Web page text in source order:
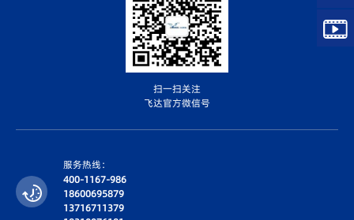
扫一扫关注
飞达官方微信号
服务热线：
400-1167-986
18600695879
13716711379